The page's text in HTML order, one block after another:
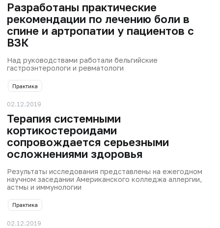
Разработаны практические
рекомендации по лечению боли в
спине и артропатии у пациентов с
ВЗК
Над руководствами работали бельгийские
гастроэнтерологи и ревматологи
Практика
02.12.2019
Терапия системными
кортикостероидами
сопровождается серьезными
осложнениями здоровья
Результаты исследования представлены на ежегодном
научном заседании Американского колледжа аллергии,
астмы и иммунологии
Практика
02.12.2019